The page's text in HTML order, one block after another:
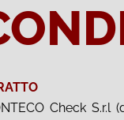
Check S.r.l